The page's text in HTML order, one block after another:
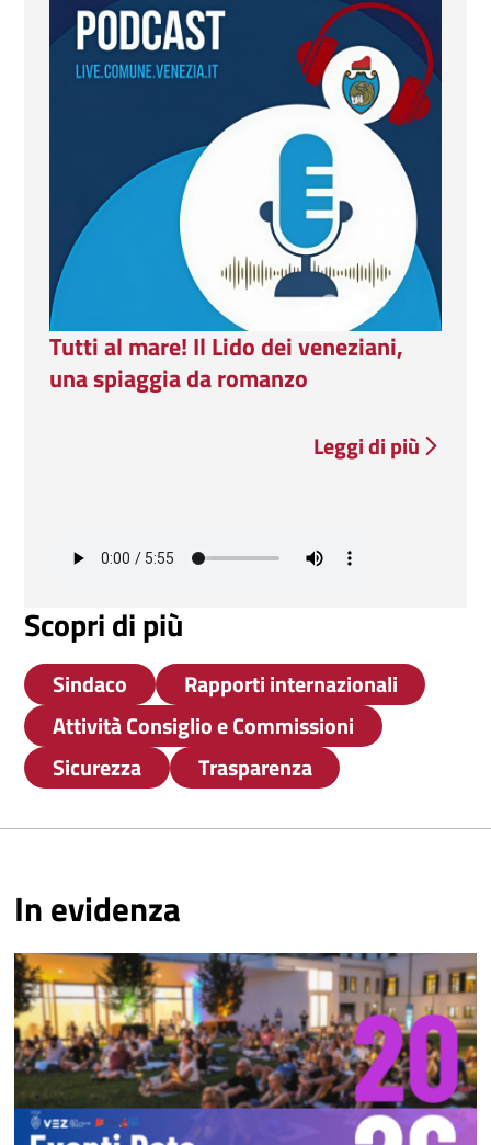
Tutti al mare! Il Lido dei veneziani,
una spiaggia da romanzo
Leggi di più
Tutti al
Scopri di più
Sindaco
Rapporti internazionali
Attività Consiglio e Commissioni
Sicurezza
Trasparenza
In evidenza